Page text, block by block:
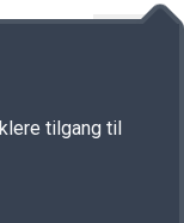
tilgang til